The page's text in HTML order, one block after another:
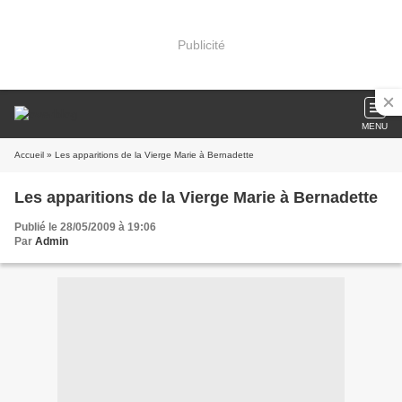
Publicité
MENU
Accueil » Les apparitions de la Vierge Marie à Bernadette
Les apparitions de la Vierge Marie à Bernadette
Publié le 28/05/2009 à 19:06
Par Admin